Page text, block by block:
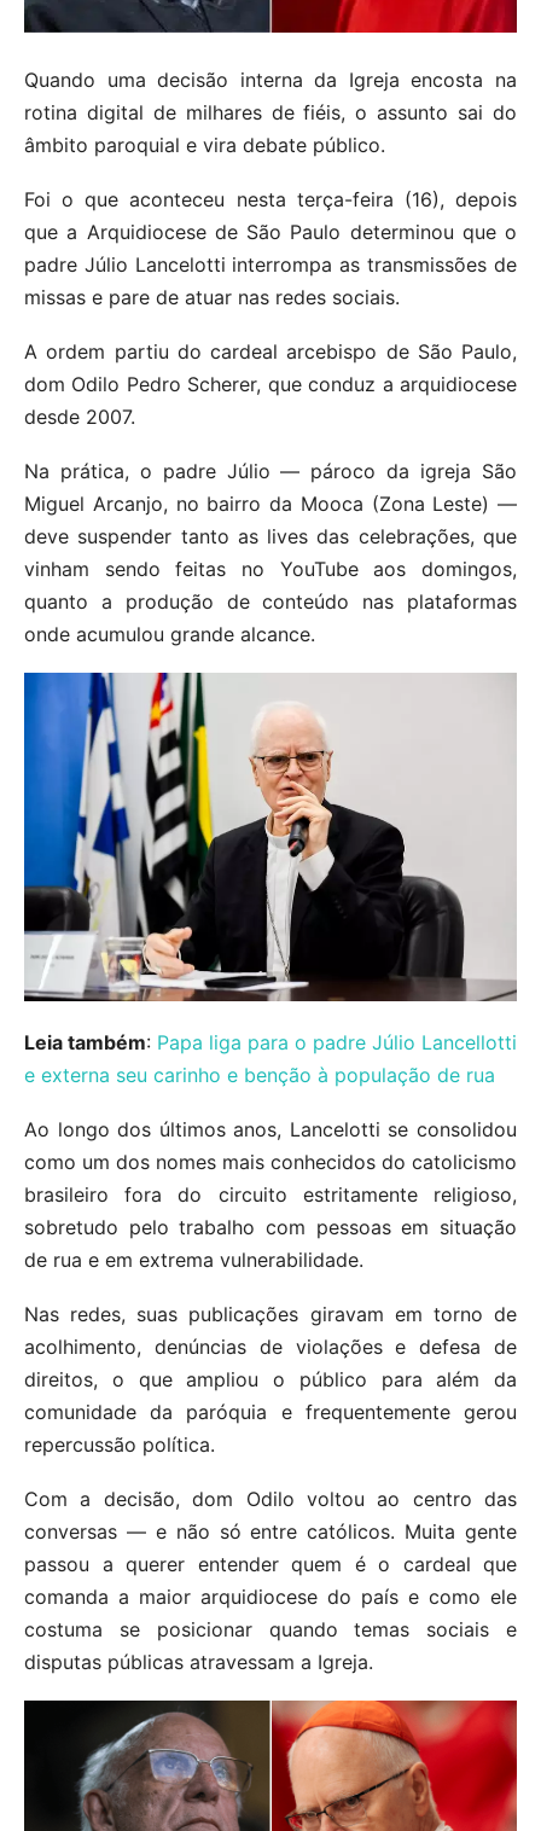
Quando uma decisão interna da Igreja encosta na
rotina digital de milhares de fiéis, o assunto sai do
âmbito paroquial e vira debate público.
Foi o que aconteceu nesta terça-feira (16), depois
que a Arquidiocese de São Paulo determinou que o
padre Júlio Lancelotti interrompa as transmissões de
missas e pare de atuar nas redes sociais.
A ordem partiu do cardeal arcebispo de São Paulo,
dom Odilo Pedro Scherer, que conduz a arquidiocese
desde 2007.
Na prática, o padre Júlio — pároco da igreja São
Miguel Arcanjo, no bairro da Mooca (Zona Leste) —
deve suspender tanto as lives das celebrações, que
vinham sendo feitas no YouTube aos domingos,
quanto a produção de conteúdo nas plataformas
onde acumulou grande alcance.
Leia também: Papa liga para o padre Júlio Lancellotti
e externa seu carinho e benção à população de rua
Ao longo dos últimos anos, Lancelotti se consolidou
como um dos nomes mais conhecidos do catolicismo
brasileiro fora do circuito estritamente religioso,
sobretudo pelo trabalho com pessoas em situação
de rua e em extrema vulnerabilidade.
Nas redes, suas publicações giravam em torno de
acolhimento, denúncias de violações e defesa de
direitos, o que ampliou o público para além da
comunidade da paróquia e frequentemente gerou
repercussão política.
Com a decisão, dom Odilo voltou ao centro das
conversas — e não só entre católicos. Muita gente
passou a querer entender quem é o cardeal que
comanda a maior arquidiocese do país e como ele
costuma se posicionar quando temas sociais e
disputas públicas atravessam a Igreja.